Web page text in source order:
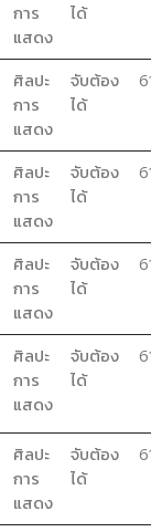
การ
แสดง
ได้
ศิลปะ
การ
แสดง
จับต้อง
ได้
ศิลปะ
การ
แสดง
จับต้อง
ได้
ศิลปะ
การ
แสดง
จับต้อง
ได้
ศิลปะ
การ
แสดง
จับต้อง
ได้
ศิลปะ
การ
แสดง
จับต้อง
ได้